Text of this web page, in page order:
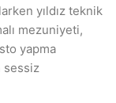
yıldız teknik
mezuniyeti,
yapma
sessiz